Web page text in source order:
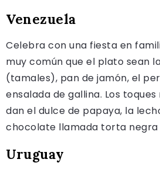
Venezuela
Celebra con una fiesta en
muy común que el plato sean
(tamales), pan de jamón, el
ensalada de gallina. Los
dan el dulce de papaya, la
chocolate llamada torta negra
Uruguay